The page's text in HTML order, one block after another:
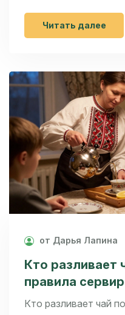
Читать далее
от Дарья Лапина
Кто разливает
правила
Кто разливает чай